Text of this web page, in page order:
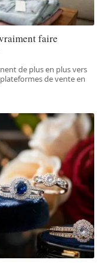
faire
de plus en plus vers
de vente en